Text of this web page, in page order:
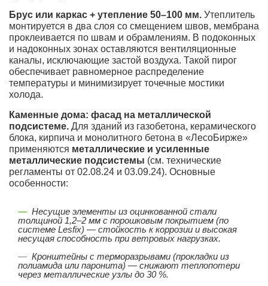
Брус или каркас + утепление 50–100 мм. Утеплитель
монтируется в два слоя со смещением швов, мембрана
проклеивается по швам и обрамлениям. В подоконных
и надоконных зонах оставляются вентиляционные
каналы, исключающие застой воздуха. Такой пирог
обеспечивает равномерное распределение
температуры и минимизирует точечные мостики
холода.
Каменные дома: фасад на металлической
подсистеме. Для зданий из газобетона, керамического
блока, кирпича и монолитного бетона в «ЛесоБирже»
применяются металлические и усиленные
металлические подсистемы (см. технические
регламенты от 02.08.24 и 03.09.24). Основные
особенности:
Несущие элементы из оцинкованной стали
толщиной 1,2–2 мм с порошковым покрытием (по
системе Lesfix) — стойкость к коррозии и высокая
несущая способность при ветровых нагрузках.
Кронштейны с терморазрывами (прокладки из
полиамида или паронита) — снижают теплопотери
через металлические узлы до 30 %.